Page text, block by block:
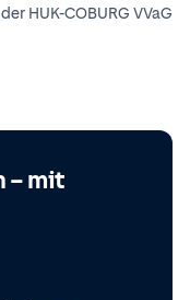
HUK-COBURG VVaG
– mit